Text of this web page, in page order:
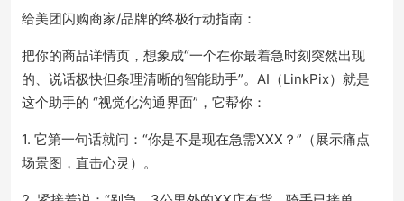
给美团闪购商家/品牌的终极行动指南：
把你的商品详情页，想象成“一个在你最着急时刻突然出现
的、说话极快但条理清晰的智能助手”。AI（LinkPix）就是
这个助手的 “视觉化沟通界面”，它帮你：
1. 它第一句话就问：“你是不是现在急需XXX？”（展示痛点
场景图，直击心灵）。